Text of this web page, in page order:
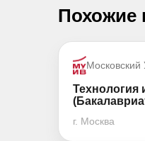
Похожие
Технология
г. Москва